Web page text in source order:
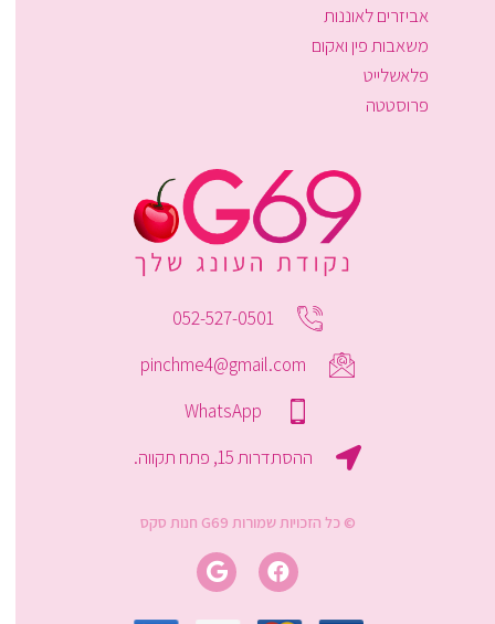
אביזרים לאוננות
משאבות פין ואקום
פלאשלייט
פרוסטטה
052-527-0501
pinchme4@gmail.com
WhatsApp
ההסתדרות 15, פתח תקווה.
© כל הזכויות שמורות G69 חנות סקס